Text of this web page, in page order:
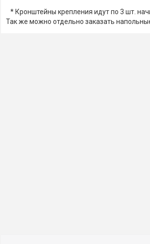
* Кронштейны крепления идут по 3 шт.
Так же можно отдельно заказать